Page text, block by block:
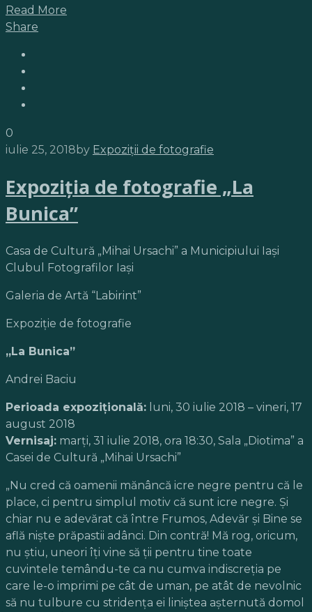
Read More
Share
0
iulie 25, 2018 by Expoziții de fotografie
Expoziţia de fotografie „La
Bunica”
Casa de Cultură „Mihai Ursachi” a Municipiului Iași
Clubul Fotografilor Iași
Galeria de Artă “Labirint”
Expoziţie de fotografie
„La Bunica”
Andrei Baciu
Perioada expoziţională: luni, 30 iulie 2018 – vineri, 17
august 2018
Vernisaj: marţi, 31 iulie 2018, ora 18:30, Sala „Diotima” a
Casei de Cultură „Mihai Ursachi”
„Nu cred că oamenii mănâncă icre negre pentru că le
place, ci pentru simplul motiv că sunt icre negre. Şi
chiar nu e adevărat că între Frumos, Adevăr şi Bine se
află nişte prăpastii adânci. Din contră! Mă rog, oricum,
nu ştiu, uneori îţi vine să ţii pentru tine toate
cuvintele temându-te ca nu cumva indiscreţia pe
care le-o imprimi pe cât de uman, pe atât de nevolnic
să nu tulbure cu stridenţa ei liniştea aşternută domol